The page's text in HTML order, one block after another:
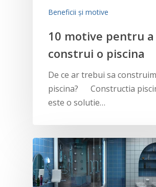
Beneficii și motive
10 motive pentru a
construi o piscina
De ce ar trebui sa
piscina? Constructia
este o solutie…